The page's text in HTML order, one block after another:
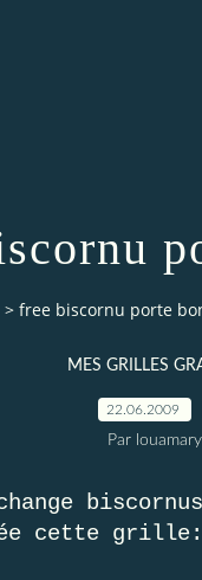
> free biscornu porte
MES GRILLES
22.06.2009
Par
cette